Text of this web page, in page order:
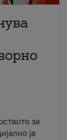
за
ја